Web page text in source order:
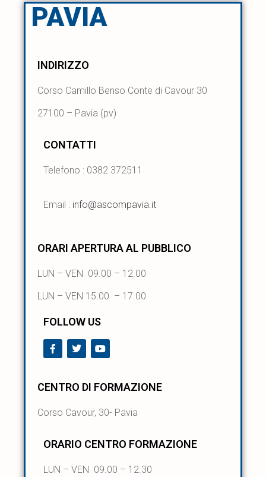
PAVIA
INDIRIZZO
Corso Camillo Benso Conte di Cavour 30
27100 – Pavia (pv)
CONTATTI
Telefono : 0382 372511
Email : info@ascompavia.it
ORARI APERTURA AL PUBBLICO
LUN – VEN 09.00 – 12.00
LUN – VEN 15.00 – 17.00
FOLLOW US
CENTRO DI FORMAZIONE
Corso Cavour, 30- Pavia
ORARIO CENTRO FORMAZIONE
LUN – VEN 09.00 – 12.30